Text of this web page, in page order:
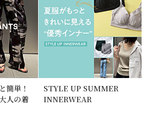
簡単！
人の着
STYLE UP SUMMER
INNERWEAR